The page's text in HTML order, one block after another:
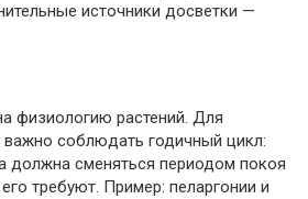
источники досветки —
физиологию растений. Для
важно соблюдать годичный цикл:
должна сменяться периодом покоя
требуют. Пример: пеларгонии и